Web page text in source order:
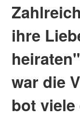
ihre
war die
bot